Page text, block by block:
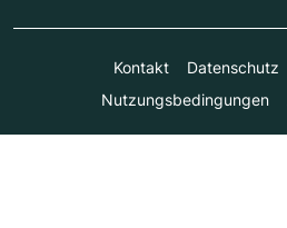
Kontakt Datenschutz
Nutzungsbedingungen